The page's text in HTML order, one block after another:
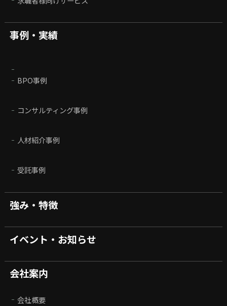
事例・実績
BPO事例
コンサルティング事例
人材紹介事例
受託事例
強み・特徴
イベント・お知らせ
会社案内
会社概要